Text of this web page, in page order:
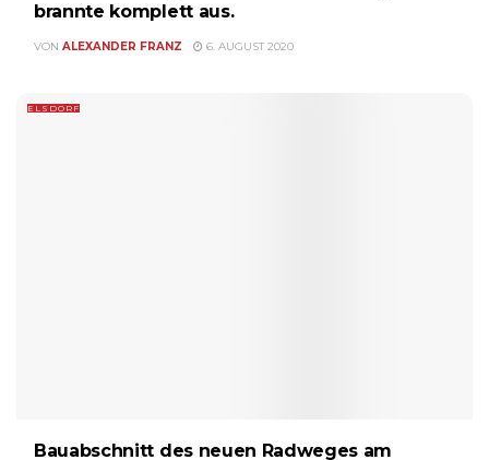
brannte komplett aus.
VON ALEXANDER FRANZ 6. AUGUST 2020
ELSDORF
Bauabschnitt des neuen Radweges am